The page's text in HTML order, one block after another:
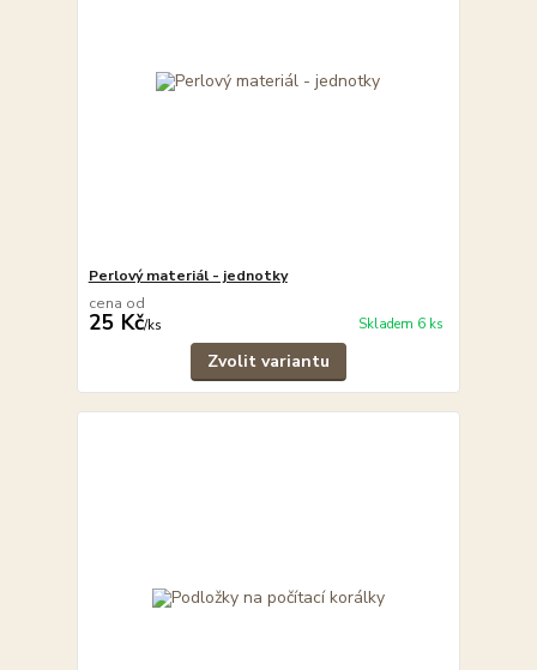
Perlový materiál - jednotky
cena od
25 Kč/ks Skladem 6 ks
Zvolit variantu